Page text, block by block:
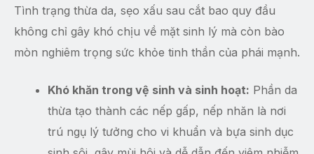
Tình trạng thừa da, sẹo xấu sau cắt bao quy đầu
không chỉ gây khó chịu về mặt sinh lý mà còn bào
mòn nghiêm trọng sức khỏe tinh thần của phái mạnh.
Khó khăn trong vệ sinh và sinh hoạt: Phần da
thừa tạo thành các nếp gấp, nếp nhăn là nơi
trú ngụ lý tưởng cho vi khuẩn và bựa sinh dục